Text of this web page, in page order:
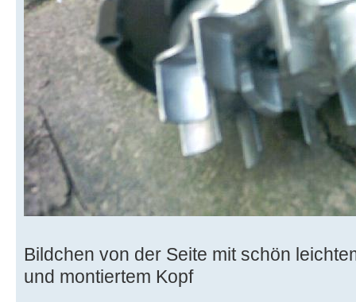
Bildchen von der Seite mit schön
und montiertem Kopf